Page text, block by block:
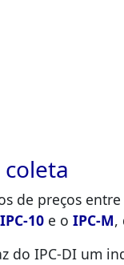
de preços entre
IPC-10 e o IPC-M,
do IPC-DI um